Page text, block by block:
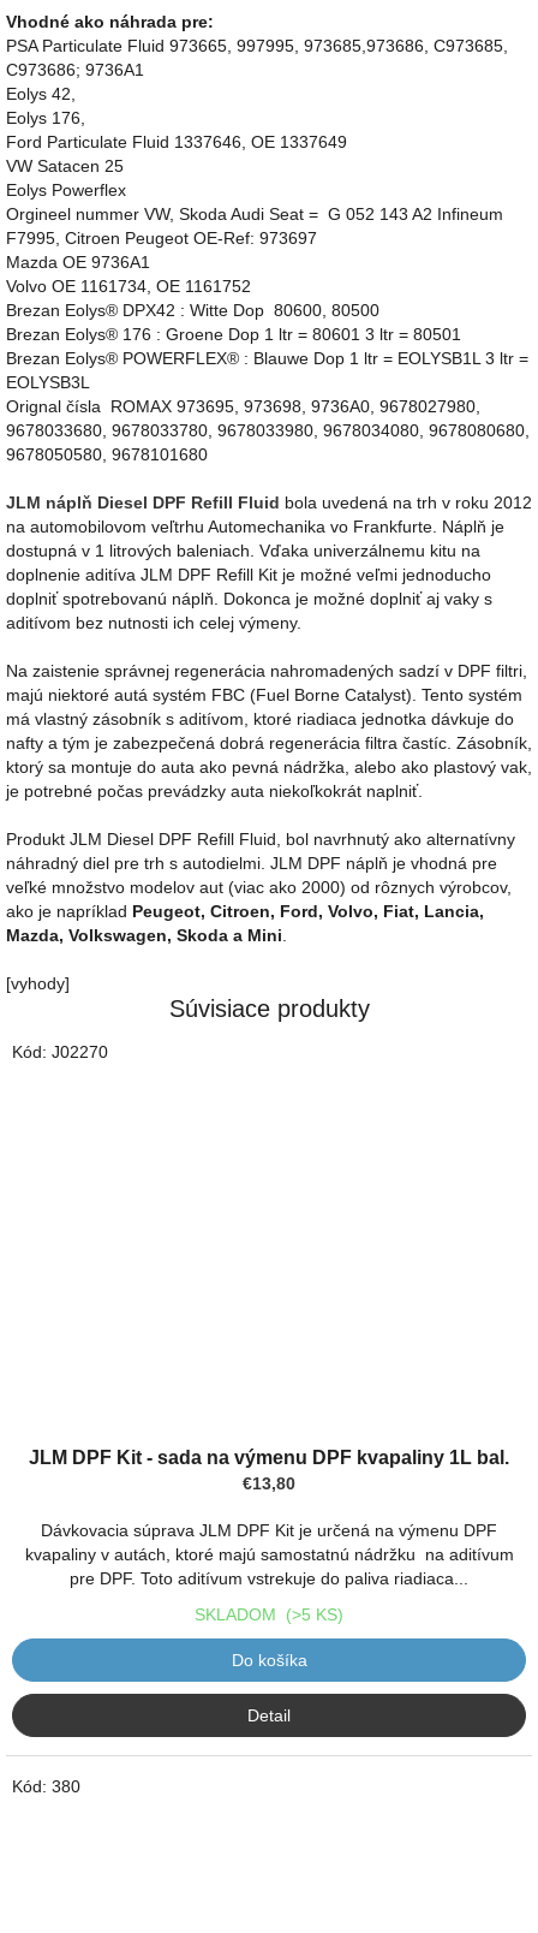
Vhodné ako náhrada pre:
PSA Particulate Fluid 973665, 997995, 973685,973686, C973685,
C973686; 9736A1
Eolys 42,
Eolys 176,
Ford Particulate Fluid 1337646, OE 1337649
VW Satacen 25
Eolys Powerflex
Orgineel nummer VW, Skoda Audi Seat = G 052 143 A2 Infineum
F7995, Citroen Peugeot OE-Ref: 973697
Mazda OE 9736A1
Volvo OE 1161734, OE 1161752
Brezan Eolys® DPX42 : Witte Dop 80600, 80500
Brezan Eolys® 176 : Groene Dop 1 ltr = 80601 3 ltr = 80501
Brezan Eolys® POWERFLEX® : Blauwe Dop 1 ltr = EOLYSB1L 3 ltr =
EOLYSB3L
Orignal čísla ROMAX 973695, 973698, 9736A0, 9678027980,
9678033680, 9678033780, 9678033980, 9678034080, 9678080680,
9678050580, 9678101680
JLM náplň Diesel DPF Refill Fluid bola uvedená na trh v roku 2012
na automobilovom veľtrhu Automechanika vo Frankfurte. Náplň je
dostupná v 1 litrových baleniach. Vďaka univerzálnemu kitu na
doplnenie aditíva JLM DPF Refill Kit je možné veľmi jednoducho
doplniť spotrebovanú náplň. Dokonca je možné doplniť aj vaky s
aditívom bez nutnosti ich celej výmeny.
Na zaistenie správnej regenerácia nahromadených sadzí v DPF filtri,
majú niektoré autá systém FBC (Fuel Borne Catalyst). Tento systém
má vlastný zásobník s aditívom, ktoré riadiaca jednotka dávkuje do
nafty a tým je zabezpečená dobrá regenerácia filtra častíc. Zásobník,
ktorý sa montuje do auta ako pevná nádržka, alebo ako plastový vak,
je potrebné počas prevádzky auta niekoľkokrát naplniť.
Produkt JLM Diesel DPF Refill Fluid, bol navrhnutý ako alternatívny
náhradný diel pre trh s autodielmi. JLM DPF náplň je vhodná pre
veľké množstvo modelov aut (viac ako 2000) od rôznych výrobcov,
ako je napríklad Peugeot, Citroen, Ford, Volvo, Fiat, Lancia,
Mazda, Volkswagen, Skoda a Mini.
[vyhody]
Súvisiace produkty
JLM DPF Kit - sada na výmenu DPF kvapaliny 1L bal.
€13,80
Dávkovacia súprava JLM DPF Kit je určená na výmenu DPF
kvapaliny v autách, ktoré majú samostatnú nádržku na aditívum
pre DPF. Toto aditívum vstrekuje do paliva riadiaca...
SKLADOM (>5 KS)
Do košíka
Detail
Kód: J02270
Kód: 380